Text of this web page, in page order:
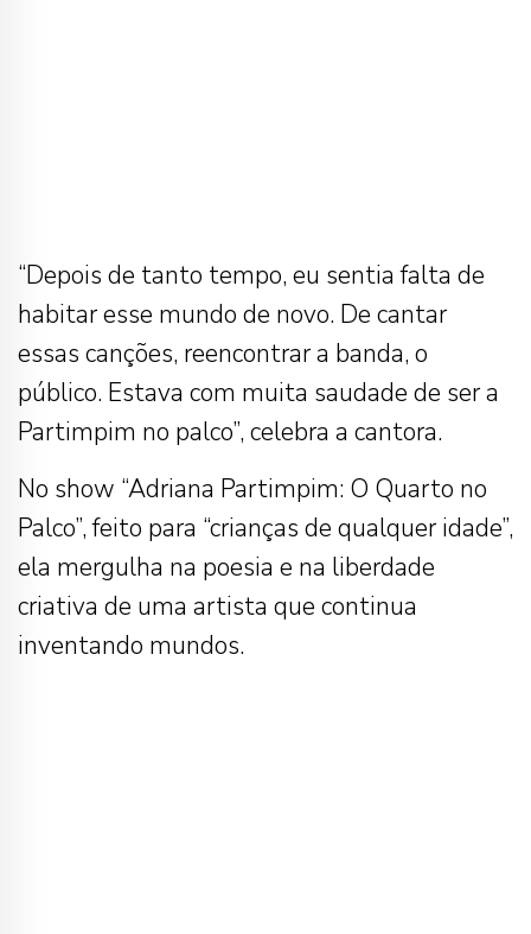
“Depois de tanto tempo, eu sentia falta de
habitar esse mundo de novo. De cantar
essas canções, reencontrar a banda, o
público. Estava com muita saudade de ser a
Partimpim no palco”, celebra a cantora.
No show “Adriana Partimpim: O Quarto no
Palco”, feito para “crianças de qualquer idade”,
ela mergulha na poesia e na liberdade
criativa de uma artista que continua
inventando mundos.